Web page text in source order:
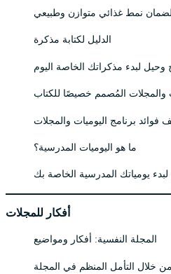
الدليل لكتابة مذكرة
وحيل لبدء مذكراتك الخاصة اليوم
والمجلات المُصمم خصيصًا للكتاب
فوائد برنامج اليوميات والمجلات
ما هو اليوميات المدرسية؟
لبدء يومياتك المدرسية الخاصة بك
أفكار للمجلات
المجلة النفسية: أفكار ومواضيع